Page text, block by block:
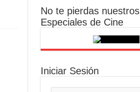
No te pierdas nuestros
Especiales de Cine
Iniciar Sesión